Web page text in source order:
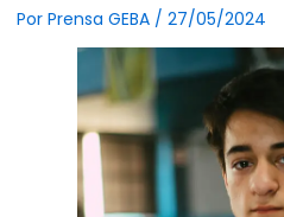
Por Prensa GEBA / 27/05/2024